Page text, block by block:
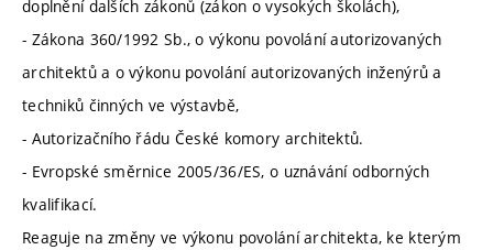
doplnění dalších zákonů (zákon o vysokých školách),
- Zákona 360/1992 Sb., o výkonu povolání autorizovaných
architektů a o výkonu povolání autorizovaných inženýrů a
techniků činných ve výstavbě,
- Autorizačního řádu České komory architektů.
- Evropské směrnice 2005/36/ES, o uznávání odborných
kvalifikací.
Reaguje na změny ve výkonu povolání architekta, ke kterým